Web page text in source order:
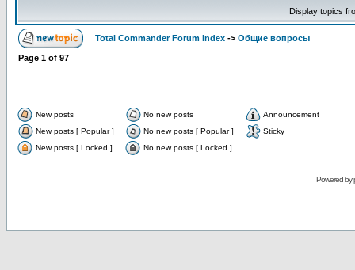
Display topics
Total Commander Forum Index -> Общие вопросы
Page 1 of 97
New posts No new posts
Announcement
New posts [ Popular ]
No new posts [ Popular ]
Sticky
New posts [ Locked ]
No new posts [ Locked ]
Powered by